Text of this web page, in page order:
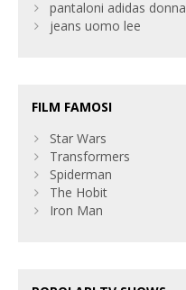
pantaloni adidas donna
jeans uomo lee
FILM FAMOSI
Star Wars
Transformers
Spiderman
The Hobit
Iron Man